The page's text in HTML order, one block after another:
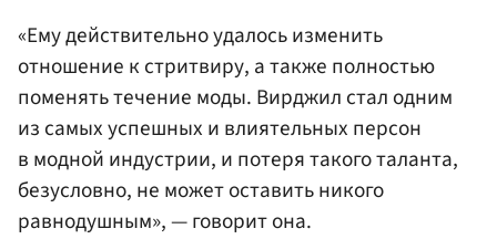
«Ему действительно удалось изменить
отношение к стритвиру, а также полностью
поменять течение моды. Вирджил стал одним
из самых успешных и влиятельных персон
в модной индустрии, и потеря такого таланта,
безусловно, не может оставить никого
равнодушным», — говорит она.